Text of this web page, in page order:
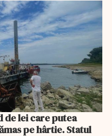
de lei care putea
pe hârtie. Statul